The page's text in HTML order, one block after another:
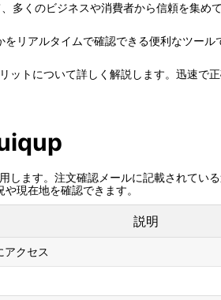
多くのビジネスや消費者から信頼を集め
リアルタイムで確認できる便利なツー
トについて詳しく解説します。迅速で
ます。注文確認メールに記載されてい
現在地を確認できます。
説明
アクセス